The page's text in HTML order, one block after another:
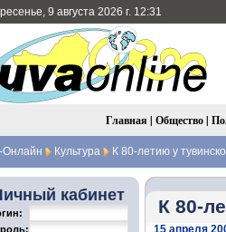
9 августа 2026 г. 12:31
Главная | Общество|
Онлайн Культура К 80-летию у
кабинет
К 80-
15 апреля